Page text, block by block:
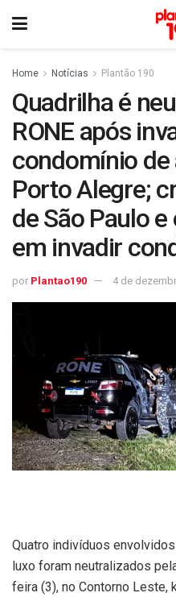
Home Notícias Plantão 190
Quadrilha é
RONE após
condomínio de
Porto Alegre;
de São Paulo
em invadir
por Plantao190 4 de
Quatro indivíduos
luxo foram neutralizados
feira (3), no Contorno Leste,